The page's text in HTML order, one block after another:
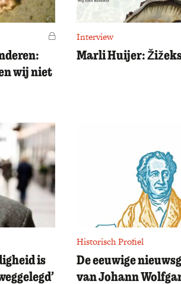
Voor leden
wij niet
Interview
Marli Huijer:
is
Historisch Profiel
De eeuwige
van Johann